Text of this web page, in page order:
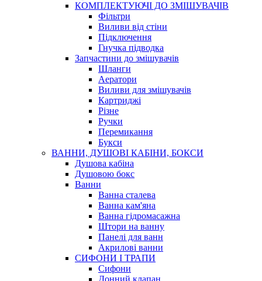
КОМПЛЕКТУЮЧІ ДО ЗМІШУВАЧІВ
Фільтри
Виливи від стіни
Підключення
Гнучка підводка
Запчастини до змішувачів
Шланги
Аератори
Виливи для змішувачів
Картриджі
Різне
Ручки
Перемикання
Букси
ВАННИ, ДУШОВІ КАБІНИ, БОКСИ
Душова кабіна
Душовою бокс
Ванни
Ванна сталева
Ванна кам'яна
Ванна гідромасажна
Штори на ванну
Панелі для ванн
Акрилові ванни
СИФОНИ І ТРАПИ
Сифони
Донний клапан